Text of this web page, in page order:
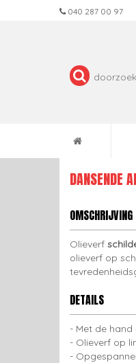
040 287 00 97
DANSENDE
OMSCHRIJVING
Olieverf
olieverf op
DETAILS
Met de hand
Olieverf op